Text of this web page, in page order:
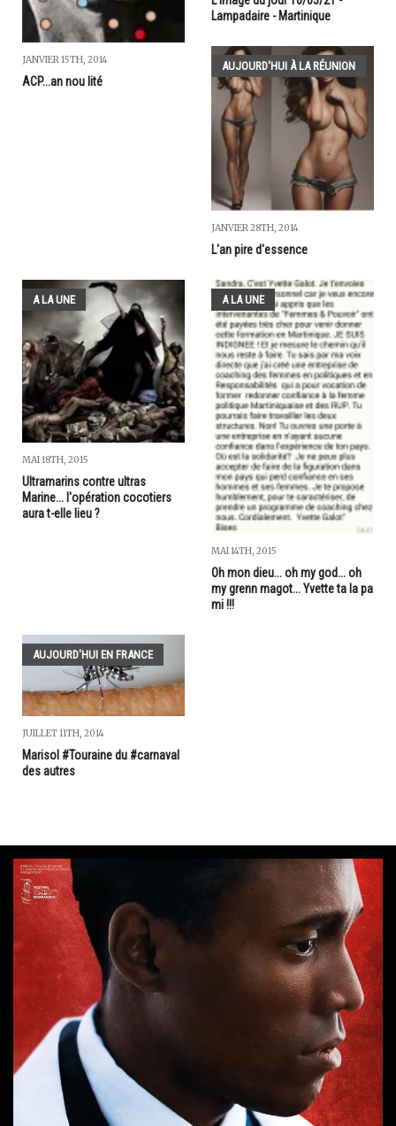
JANVIER 15TH, 2014
ACP...an nou lité
Lampadaire - Martinique
AUJOURD'HUI À LA RÉUNION
JANVIER 28TH, 2014
L'an pire d'essence
A LA UNE
MAI 18TH, 2015
Ultramarins contre ultras
Marine... l'opération cocotiers
aura t-elle lieu ?
A LA UNE
MAI 14TH, 2015
Oh mon dieu... oh my god... oh
my grenn magot... Yvette ta la pa
mi !!!
AUJOURD'HUI EN FRANCE
JUILLET 11TH, 2014
Marisol #Touraine du #carnaval
des autres